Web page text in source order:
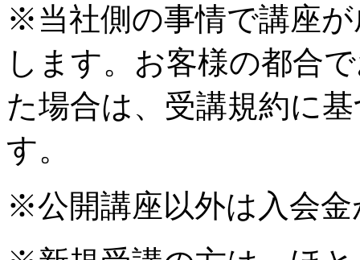
※当社側の事情で講座
します。お客様の都合
た場合は、受講規約に
す。
※公開講座以外は入会